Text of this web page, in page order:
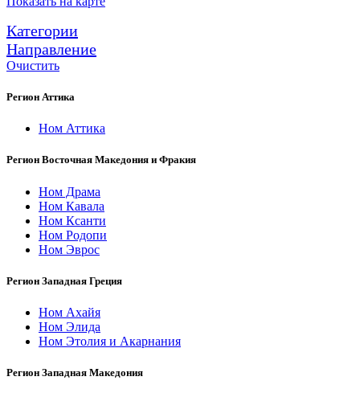
Категории
Направление
Очистить
Регион Аттика
Ном Аттика
Регион Восточная Македония и Фракия
Ном Драма
Ном Кавала
Ном Ксанти
Ном Родопи
Ном Эврос
Регион Западная Греция
Ном Ахайя
Ном Элида
Ном Этолия и Акарнания
Регион Западная Македония